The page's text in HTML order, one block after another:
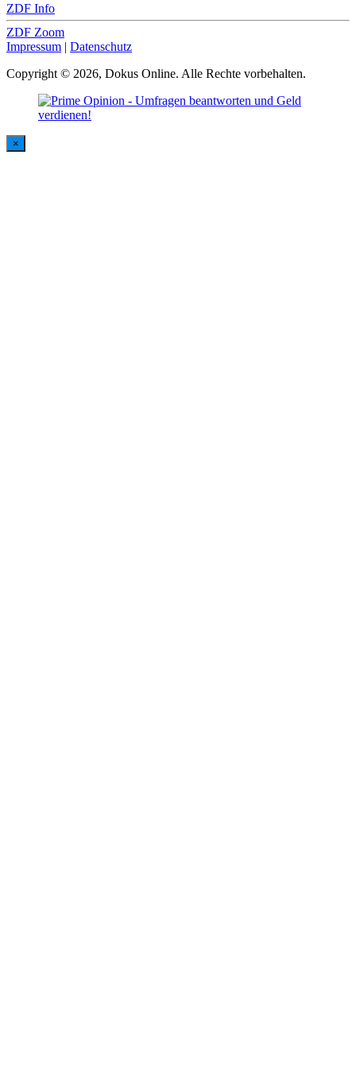
ZDF Info
ZDF Zoom
Impressum | Datenschutz
Copyright © 2026, Dokus Online. Alle Rechte vorbehalten.
×